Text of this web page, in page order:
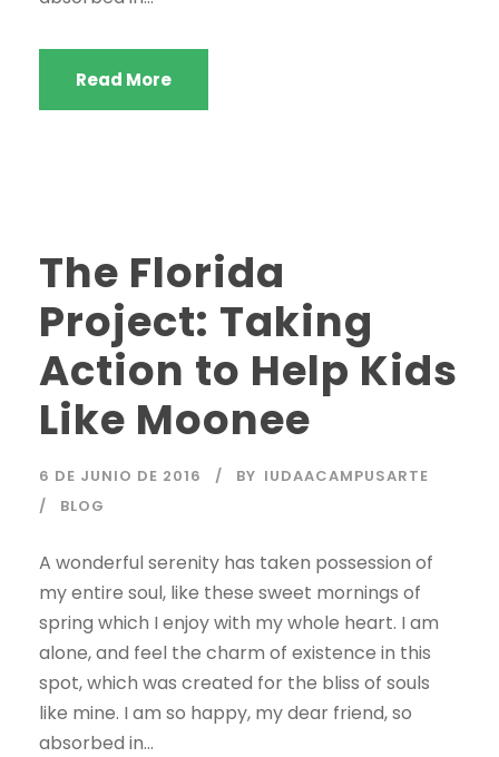
Read More
The Florida
Project: Taking
Action to Help Kids
Like Moonee
6 DE JUNIO DE 2016 BY IUDAACAMPUSARTE
BLOG
A wonderful serenity has taken possession of
my entire soul, like these sweet mornings of
spring which I enjoy with my whole heart. I am
alone, and feel the charm of existence in this
spot, which was created for the bliss of souls
like mine. I am so happy, my dear friend, so
absorbed in...